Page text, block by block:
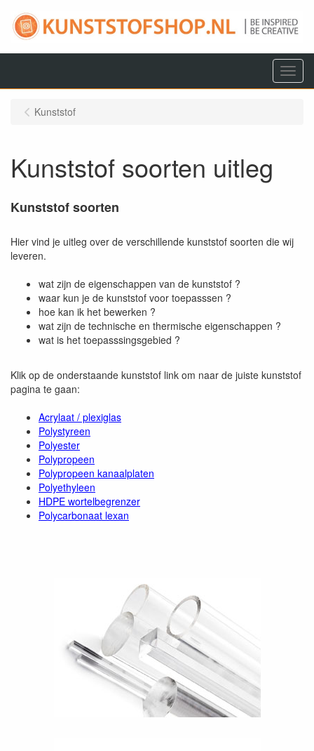
Menu
Kunststof
Kunststof soorten uitleg
Kunststof soorten
Hier vind je uitleg over de verschillende kunststof soorten die wij
leveren.
wat zijn de eigenschappen van de kunststof ?
waar kun je de kunststof voor toepasssen ?
hoe kan ik het bewerken ?
wat zijn de technische en thermische eigenschappen ?
wat is het toepasssingsgebied ?
Klik op de onderstaande kunststof link om naar de juiste kunststof
pagina te gaan:
Acrylaat / plexiglas
Polystyreen
Polyester
Polypropeen
Polypropeen kanaalplaten
Polyethyleen
HDPE wortelbegrenzer
Polycarbonaat lexan